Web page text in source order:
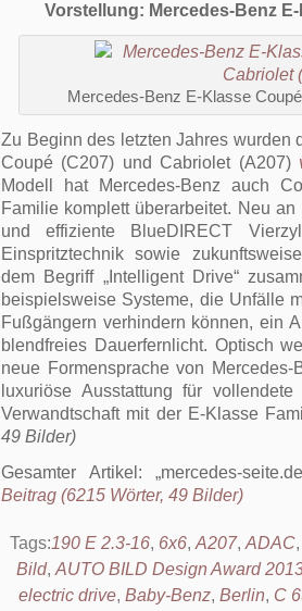
Vorstellung: Mercedes-Benz
Mercedes-Benz E-Klasse
Zu Beginn des letzten Jahres wurden
Coupé (C207) und Cabriolet (A207)
Modell hat Mercedes-Benz auch
Familie komplett überarbeitet. Neu
und effiziente BlueDIRECT
Einspritztechnik sowie
dem Begriff „Intelligent Drive“
beispielsweise Systeme, die Unfälle
Fußgängern verhindern können, ein
blendfreies Dauerfernlicht. Optisch
neue Formensprache von
luxuriöse Ausstattung für
Verwandtschaft mit der E-Klasse
49 Bilder)
Gesamter Artikel: mercedes-
Beitrag (6215 Wörter, 49 Bilder)
Tags:190 E 2.3-16, 6x6, A207, ADAC
Bild, AUTO BILD Design Award
electric drive, Baby-Benz, Berlin, C